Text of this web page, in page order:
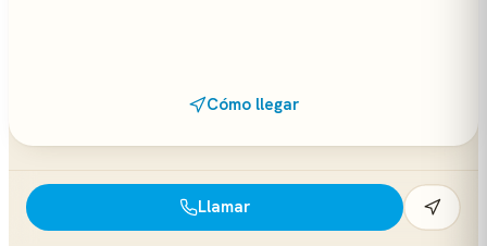
Cómo llegar
Llamar